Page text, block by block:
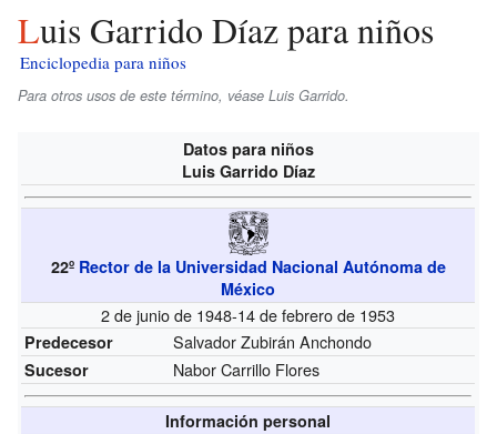
Luis Garrido Díaz para niños
Enciclopedia para niños
Para otros usos de este término, véase Luis Garrido.
Datos para niños
Luis Garrido Díaz
22º Rector de la Universidad Nacional Autónoma de
México
2 de junio de 1948-14 de febrero de 1953
Predecesor Salvador Zubirán Anchondo
Sucesor Nabor Carrillo Flores
Información personal